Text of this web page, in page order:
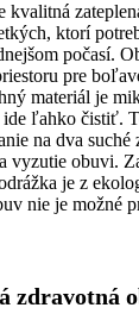
kvalitná
ktorí
počasí.
pre
materiál je
ľahko čistiť.
na dva suché
vyzutie obuvi.
je z
nie je možné
zdravotná